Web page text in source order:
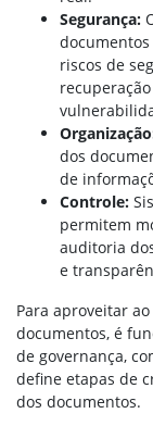
Segurança:
riscos de
dos
de
Controle:
permitem
auditoria
e
Para aproveitar
documentos, é
de governança,
define etapas de
dos documentos.